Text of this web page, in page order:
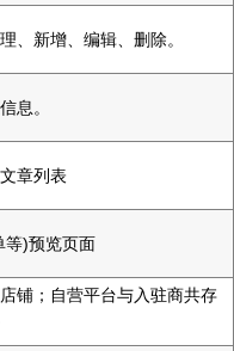
、新增、编辑、删除。
息。
章列表
等)预览页面
铺；自营平台与入驻商共存